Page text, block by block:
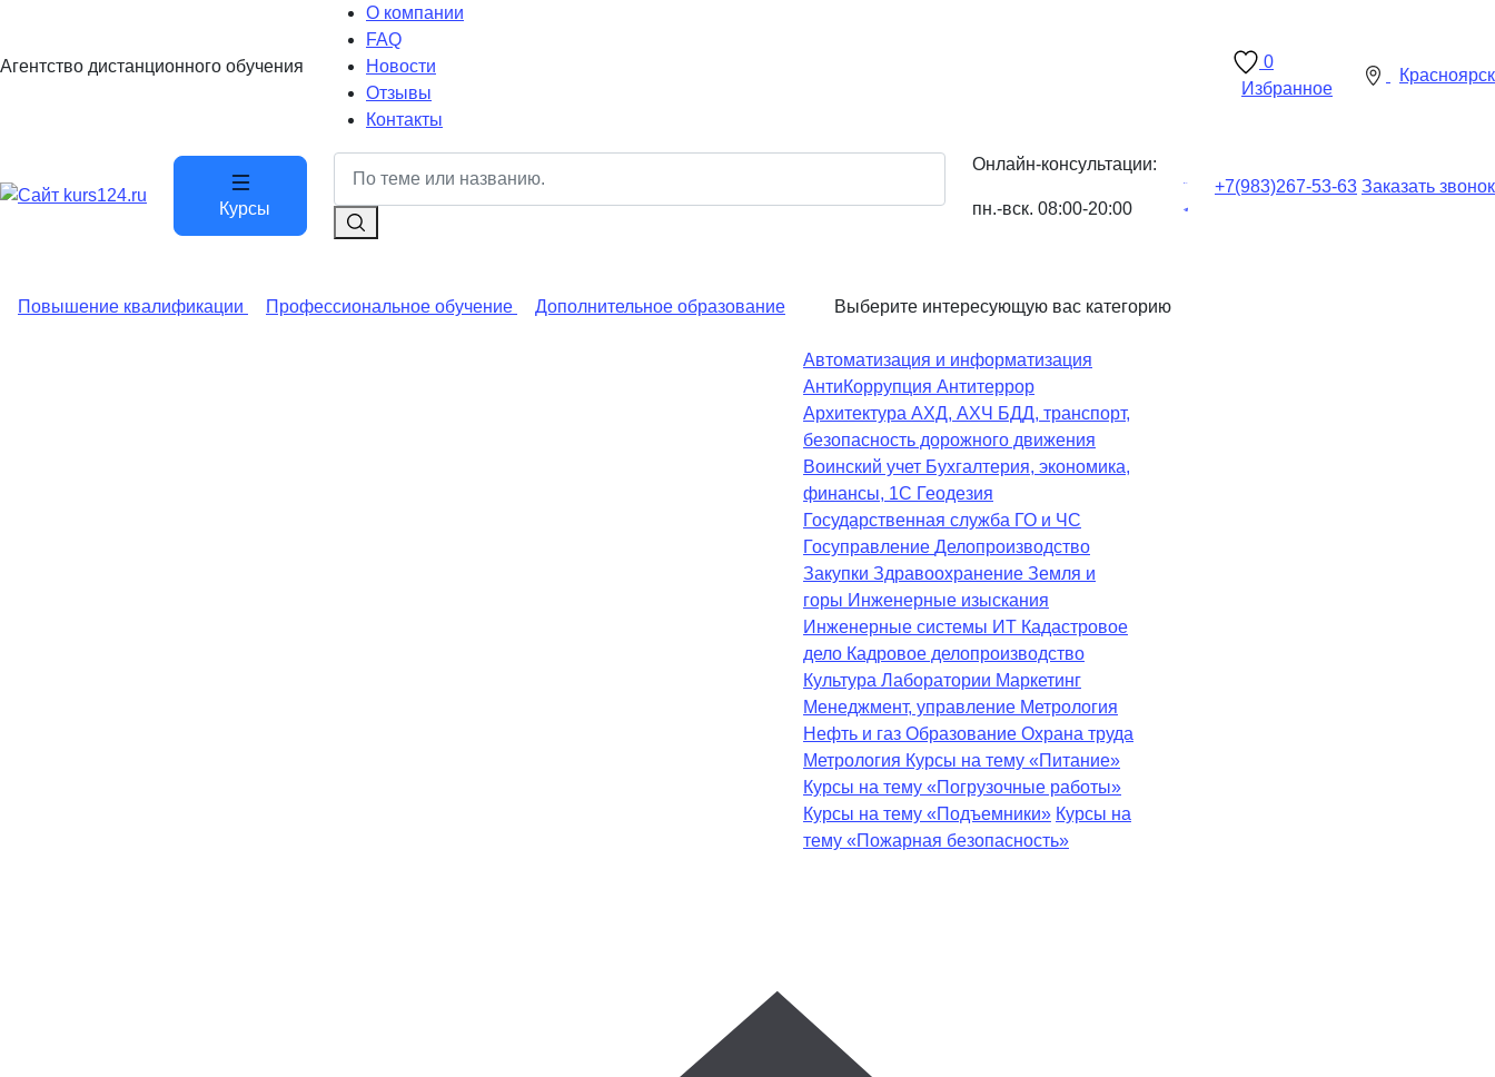
Агентство дистанционного обучения
О компании
FAQ
Новости
Отзывы
Контакты
0
Избранное
Красноярск
Курсы
Онлайн-консультации:
пн.-вск. 08:00-20:00
+7(983)267-53-63 Заказать звонок
Повышение квалификации Профессиональное обучение Дополнительное образование Выберите интересующую вас категорию
Автоматизация и информатизация
АнтиКоррупция Антитеррор
Архитектура АХД, АХЧ БДД, транспорт,
безопасность дорожного движения
Воинский учет Бухгалтерия, экономика,
финансы, 1С Геодезия
Государственная служба ГО и ЧС
Госуправление Делопроизводство
Закупки Здравоохранение Земля и
горы Инженерные изыскания
Инженерные системы ИТ Кадастровое
дело Кадровое делопроизводство
Культура Лаборатории Маркетинг
Менеджмент, управление Метрология
Нефть и газ Образование Охрана труда
Метрология Курсы на тему «Питание»
Курсы на тему «Погрузочные работы»
Курсы на тему «Подъемники» Курсы на
тему «Пожарная безопасность»